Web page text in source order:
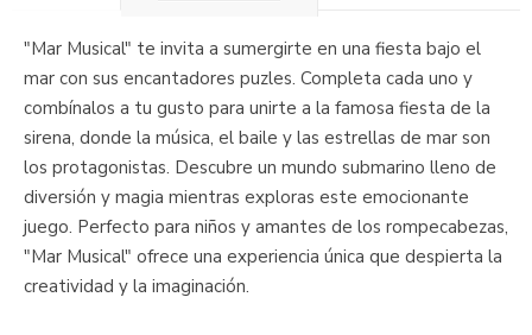
"Mar Musical" te invita a sumergirte en una fiesta bajo el
mar con sus encantadores puzles. Completa cada uno y
combínalos a tu gusto para unirte a la famosa fiesta de la
sirena, donde la música, el baile y las estrellas de mar son
los protagonistas. Descubre un mundo submarino lleno de
diversión y magia mientras exploras este emocionante
juego. Perfecto para niños y amantes de los rompecabezas,
"Mar Musical" ofrece una experiencia única que despierta la
creatividad y la imaginación.